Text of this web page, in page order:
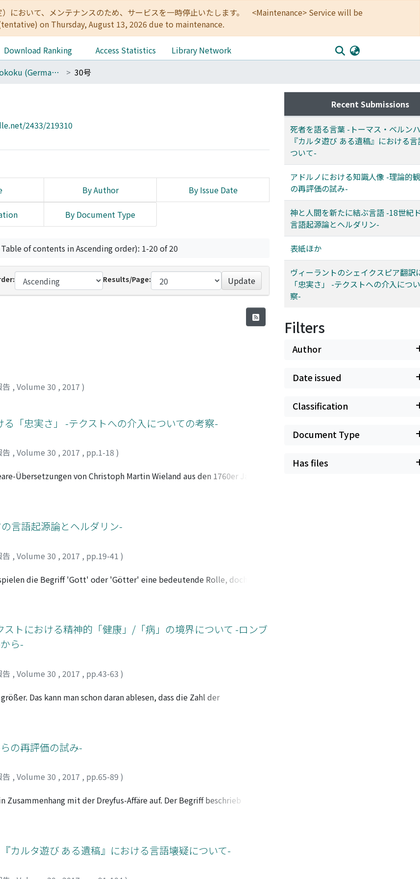
）において、メンテナンスのため、サービスを一時停止いたします。 <Maintenance> Service will be
on Thursday, August 13, 2026 due to maintenance.
Download Ranking Access Statistics
Library Network
Kenkyu Hokoku (Germanistisches Seminar, Universitat Kyoto) 30号
2433/219310
By Author By Issue Date
By Document Type
of contents in Ascending order): 1-20 of 20
Results/Page: Update
告 , Volume 30 , 2017 )
「忠実さ」 -テクストへの介入についての考察-
告 , Volume 30 , 2017 , pp.1-18 )
Übersetzungen von Christoph Martin Wieland aus den 1760er Jahren.
in Deutschland allmählich bekannter. Viele seiner Dramen
Shakespeares Werke zu rezipieren. Wielands Übersetzungen
ganzen Szenen der Originaltexte. Diese textlichen Eingriffe sind der
die Shakespearischen Dramen den aufklärerischen und
Publikum verständlicher machen wollte. Demzufolge griff er
Wielands Übersetzungen seit ihrer Veröffentlichung bis heute
Es ist aber nicht richtig, daB Wieland die Shakespearischen Texte
Eingriffe Wielands zeigt, dass er häufig Stellen auslieB, weil er sie für
keine wesentlichen Veränderungen am Text vornehmen wollte, sah er
achtete. Zuerst werden Wielands Auffassung von Shakespeare und
die Abweichungen der Stücke Shakespeares von den
sogar, dass sie einige wesentliche Vorteile für sich haben. Deshalb
Danach wird die Praxis von Wielands Übersetzungen vor allem in Bezug
eliminiert Reime und Wortspiele, die nicht ohne weiteres ins
ausschlieBt, die ihm geschmacklos oder unnötig erscheinen.
言語起源論とヘルダリン-
告 , Volume 30 , 2017 , pp.19-41 )
die Begriff 'Gott' oder 'Götter' eine bedeutende Rolle, doch ist
mythologische Bedeutungen werden miteinander
sich beobachten, dass Hölderlins Interesse nicht vom einen zum
orientiert. Um den Begriff "Gott" bei Hölderlin zu erhellen, kann
her diskutieren, z.B. anhand von Wie wenn am Feiertage... ("von
トにおける精神的「健康」/「病」の境界について -ロンブ
ら-
告 , Volume 30 , 2017 , pp.43-63 )
Das kann man schon daran ablesen, dass die Zahl der
Manual of Mental Disorders) mit jeder neuen Auflage
vorliegende Beitrag beschreibt zunächst die Geschichte der
wie Pinel, Esquirol, Falret und Morel. Besonders die
der Definition "psychische Krankheit" beigetragen, weil sie
sich psychisch gesunde und kranke Menschen unterscheiden. Das
Arzt und Dichter Arthur Schnitzler über eine solche Tendenz gedacht
Wien Medizin und verfasste viele Schriften für medizinische
Der geniale Mensch z.B. distanziert sich deutlich von dessen Definition
Forschung geht davon aus, Schnitzler habe in seinen literarischen
benehmen. Er habe eine allgemeine Definition psychischer
hatte, dass durch sie der Begriff Selbstverantwortung an Wert
vor, dass es ihnen an präziser Kenntnis von Schnitzlers
versucht, sich von den bisherigen Interpretationen, die auf den
の再評価の試み-
告 , Volume 30 , 2017 , pp.65-89 )
mit der Dreyfus-Affäre auf. Der Begriff beschrieb
standen, und bezeichnete diejenigen, die öffentlich soziale
"universeller Intellektueller" bezeichnet werden, der aufgrund eines
Allerdings wurde dieser Intellektuelle im Laufe der Geschichte durch
Kritik. Seitdem hat eine Hauptströmung, als deren Vorläufer Michel
neues Merkmal definiert. Foucault behauptet, die Rolle der
カルタ遊び ある遺稿』における言語壊疑について-
Recent Submissions
死者を語る言葉 -トーマス・ベルン
『カルタ遊び ある遺稿』における
ついて-
アドルノにおける知識人像 -理論的
の再評価の試み-
神と人間を新たに結ぶ言語 -18世紀
言語起源論とヘルダリン-
表紙ほか
ヴィーラントのシェイクスピア翻訳
「忠実さ」 -テクストへの介入につ
察-
Filters
Author
Date issued
Classification
Document Type
Has files